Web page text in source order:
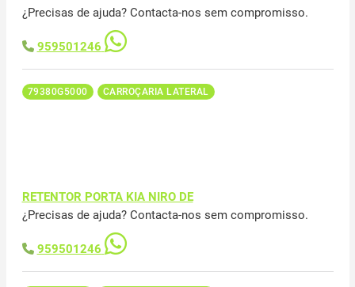
¿Precisas de ajuda? Contacta-nos sem compromisso.
959501246
79380G5000 CARROÇARIA LATERAL
RETENTOR PORTA KIA NIRO DE
¿Precisas de ajuda? Contacta-nos sem compromisso.
959501246